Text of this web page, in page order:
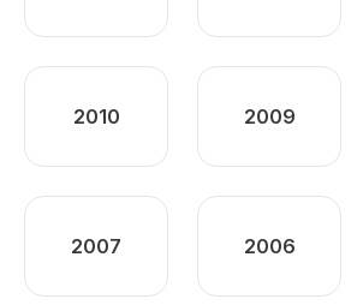
2010 2009
2007 2006